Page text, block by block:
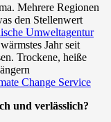
Mehrere Regionen
den Stellenwert
Umweltagentur
Jahr seit
Trockene, heiße
Change Service
und verlässlich?